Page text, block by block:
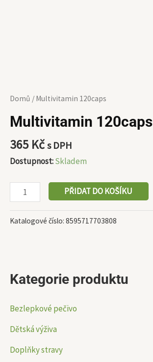
Kategorie produktu
Bezlepkové pečivo
Dětská výživa
Doplňky stravy
Domů / Multivitamin 120caps
Multivitamin 120caps
365 Kčs DPH
Dostupnost:Skladem
PŘIDAT DO KOŠÍKU
Katalogové číslo: 8595717703808